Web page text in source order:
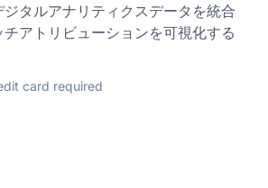
ジタルアナリティクスデータを統合
チアトリビューションを可視化する
card required